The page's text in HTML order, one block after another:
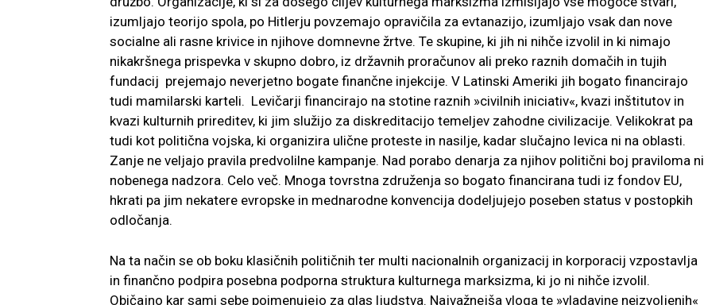
izumljajo teorijo spola, po Hitlerju povzemajo opravičila za evtanazijo, izumljajo vsak dan nove
socialne ali rasne krivice in njihove domnevne žrtve. Te skupine, ki jih ni nihče izvolil in ki nimajo
nikakršnega prispevka v skupno dobro, iz državnih proračunov ali preko raznih domačih in tujih
fundacij prejemajo neverjetno bogate finančne injekcije. V Latinski Ameriki jih bogato financirajo
tudi mamilarski karteli. Levičarji financirajo na stotine raznih »civilnih iniciativ«, kvazi inštitutov in
kvazi kulturnih prireditev, ki jim služijo za diskreditacijo temeljev zahodne civilizacije. Velikokrat pa
tudi kot politična vojska, ki organizira ulične proteste in nasilje, kadar slučajno levica ni na oblasti.
Zanje ne veljajo pravila predvolilne kampanje. Nad porabo denarja za njihov politični boj praviloma ni
nobenega nadzora. Celo več. Mnoga tovrstna združenja so bogato financirana tudi iz fondov EU,
hkrati pa jim nekatere evropske in mednarodne konvencija dodeljujejo poseben status v postopkih
odločanja.
Na ta način se ob boku klasičnih političnih ter multi nacionalnih organizacij in korporacij vzpostavlja
in finančno podpira posebna podporna struktura kulturnega marksizma, ki jo ni nihče izvolil.
Običajno kar sami sebe poimenujejo za glas ljudstva. Najvažnejša vloga te »vladavine neizvoljenih«